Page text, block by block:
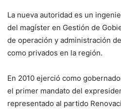
La nueva autoridad es un
del magíster en Gestión de
de operación y administración
como privados en la región.
En 2010 ejerció como
el primer mandato del
representado al partido